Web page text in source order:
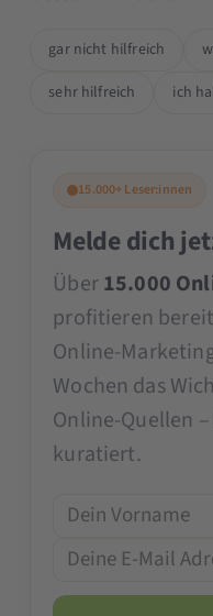
gar nicht hilfreich
sehr hilfreich
ich
15.000+ Leser:innen
Melde dich
Über15.000
profitieren
Online-
Wochen das
Online-Quellen
kuratiert.